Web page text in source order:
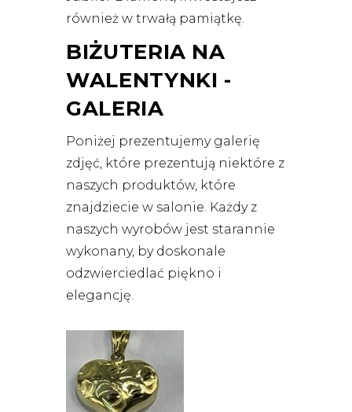
również w trwałą pamiątkę.
BIŻUTERIA NA
WALENTYNKI -
GALERIA
Poniżej prezentujemy galerię
zdjęć, które prezentują niektóre z
naszych produktów, które
znajdziecie w salonie. Każdy z
naszych wyrobów jest starannie
wykonany, by doskonale
odzwierciedlać piękno i
elegancję.